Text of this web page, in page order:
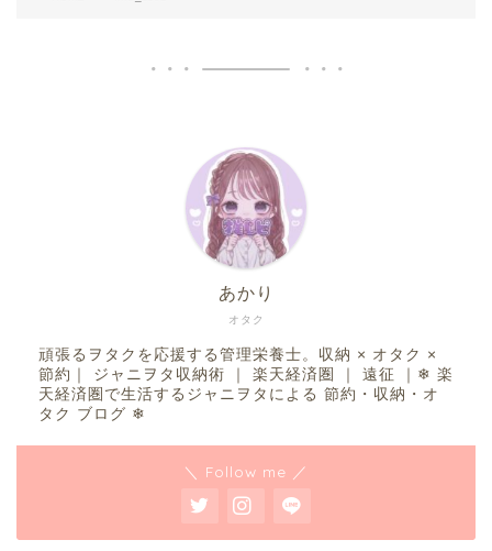
オタク
あかり
頑張るヲタクを応援する管理栄養士。収納 × オタク ×
節約｜ ジャニヲタ収納術 ｜ 楽天経済圏 ｜ 遠征 ｜❄︎ 楽
天経済圏で生活するジャニヲタによる 節約・収納・オ
タク ブログ ❄︎
＼ Follow me ／